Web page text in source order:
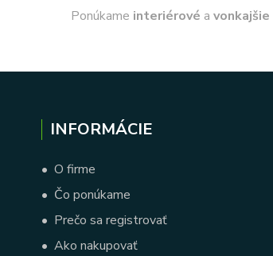
Ponúkame interiérové a vonkajšie
INFORMÁCIE
• O firme
• Čo ponúkame
• Prečo sa registrovať
• Ako nakupovať